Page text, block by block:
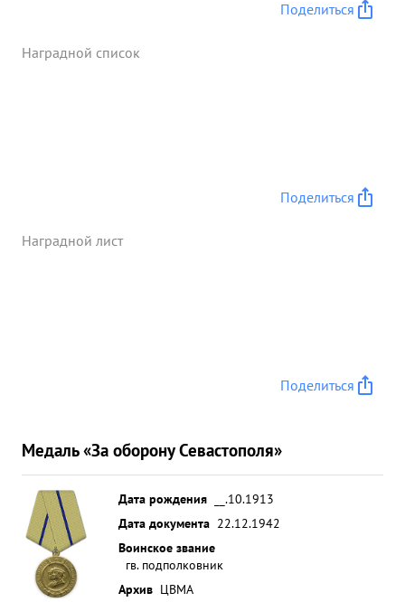
Поделиться
Наградной список
Поделиться
Наградной лист
Поделиться
Медаль «За оборону Севастополя»
Дата рождения
__.10.1913
Дата документа 22.12.1942
Воинское звание
гв. подполковник
Архив ЦВМА